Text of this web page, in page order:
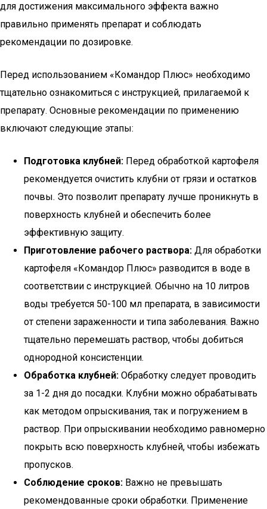
для достижения максимального эффекта важно
правильно применять препарат и соблюдать
рекомендации по дозировке.
Перед использованием «Командор Плюс» необходимо
тщательно ознакомиться с инструкцией, прилагаемой к
препарату. Основные рекомендации по применению
включают следующие этапы:
Подготовка клубней: Перед обработкой картофеля
рекомендуется очистить клубни от грязи и остатков
почвы. Это позволит препарату лучше проникнуть в
поверхность клубней и обеспечить более
эффективную защиту.
Приготовление рабочего раствора: Для обработки
картофеля «Командор Плюс» разводится в воде в
соответствии с инструкцией. Обычно на 10 литров
воды требуется 50-100 мл препарата, в зависимости
от степени зараженности и типа заболевания. Важно
тщательно перемешать раствор, чтобы добиться
однородной консистенции.
Обработка клубней: Обработку следует проводить
за 1-2 дня до посадки. Клубни можно обрабатывать
как методом опрыскивания, так и погружением в
раствор. При опрыскивании необходимо равномерно
покрыть всю поверхность клубней, чтобы избежать
пропусков.
Соблюдение сроков: Важно не превышать
рекомендованные сроки обработки. Применение